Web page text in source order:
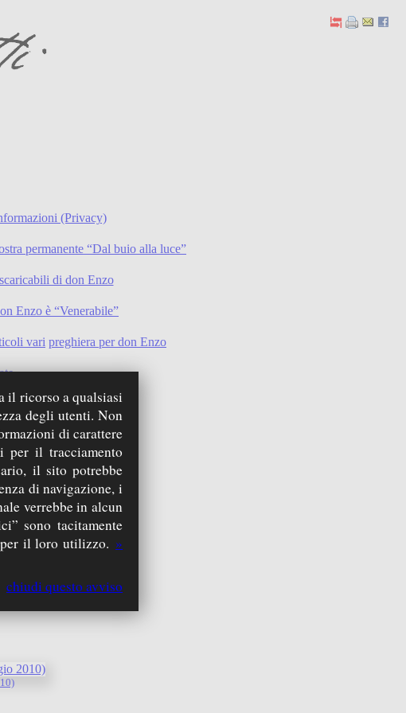
(Privacy)
permanente “Dal buio alla luce”
di don Enzo
Enzo è “Venerabile”
vari preghiera per don Enzo
CdG(link esterno)
ufficiali
giugno 2019)
il ricorso a qualsiasi
degli utenti. Non
di carattere
per il tracciamento
il sito potrebbe
di navigazione, i
verrebbe in alcun
sono tacitamente
il loro utilizzo. »
chiudi questo avviso